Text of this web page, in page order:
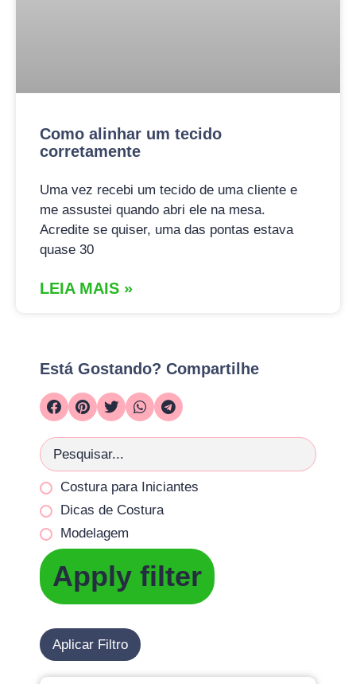
Como alinhar um tecido
corretamente
Uma vez recebi um tecido de uma cliente e
me assustei quando abri ele na mesa.
Acredite se quiser, uma das pontas estava
quase 30
LEIA MAIS »
Está Gostando? Compartilhe
Costura para Iniciantes
Dicas de Costura
Modelagem
Apply filter
Aplicar Filtro